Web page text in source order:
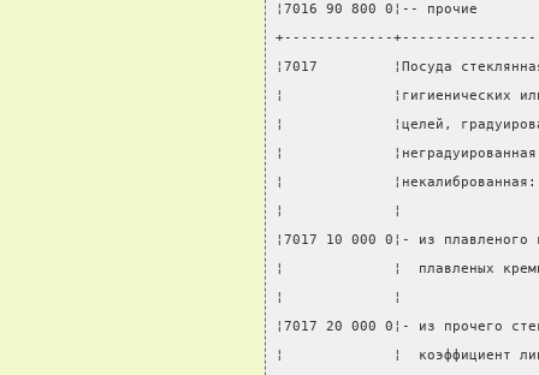
¦7016 90 800 0¦--
+-------------
¦7017         ¦Посуда
¦             ¦гигиенических
¦             ¦целей,
¦
¦
¦             ¦
¦7017 10 000 0¦- из
¦             ¦  плавленых
¦             ¦
¦7017 20 000 0¦- из
¦             ¦  коэффициент